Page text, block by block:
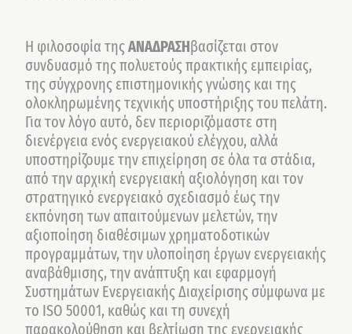
Η φιλοσοφία τηςΑΝΑΔΡΑΣΗβασίζεται στον
συνδυασμό της πολυετούς πρακτικής εμπειρίας,
της σύγχρονης επιστημονικής γνώσης και της
ολοκληρωμένης τεχνικής υποστήριξης του πελάτη.
Για τον λόγο αυτό, δεν περιοριζόμαστε στη
διενέργεια ενός ενεργειακού ελέγχου, αλλά
υποστηρίζουμε την επιχείρηση σε όλα τα στάδια,
από την αρχική ενεργειακή αξιολόγηση και τον
στρατηγικό ενεργειακό σχεδιασμό έως την
εκπόνηση των απαιτούμενων μελετών, την
αξιοποίηση διαθέσιμων χρηματοδοτικών
προγραμμάτων, την υλοποίηση έργων ενεργειακής
αναβάθμισης, την ανάπτυξη και εφαρμογή
Συστημάτων Ενεργειακής Διαχείρισης σύμφωνα με
το ISO 50001, καθώς και τη συνεχή
παρακολούθηση και βελτίωση της ενεργειακής